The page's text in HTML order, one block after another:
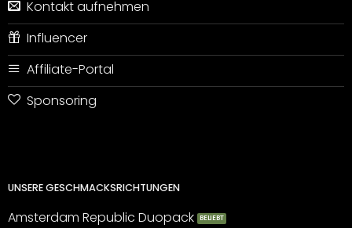
Kontakt aufnehmen
Influencer
Affiliate-Portal
Sponsoring
UNSERE GESCHMACKSRICHTUNGEN
Amsterdam Republic Duopack